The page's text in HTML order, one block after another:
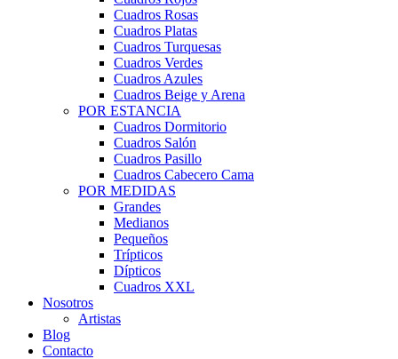
Cuadros Rosas
Cuadros Platas
Cuadros Turquesas
Cuadros Verdes
Cuadros Azules
Cuadros Beige y Arena
POR ESTANCIA
Cuadros Dormitorio
Cuadros Salón
Cuadros Pasillo
Cuadros Cabecero Cama
POR MEDIDAS
Grandes
Medianos
Pequeños
Trípticos
Dípticos
Cuadros XXL
Nosotros
Artistas
Blog
Contacto